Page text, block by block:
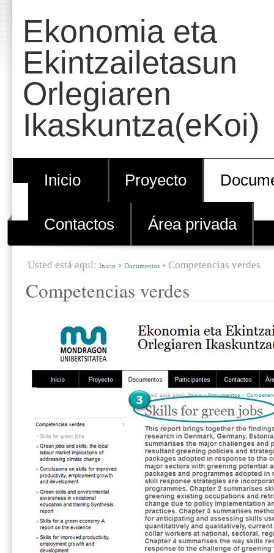
contenido.
Saltar
navegación
Personales
Ekonomia eta
Ekintzailetasun
Orlegiaren
Ikaskuntza(eKoi)
Inicio Proyecto
Contactos Área privada
Usted está aquí: Inicio › Documentos › Competencias verdes
Competencias verdes